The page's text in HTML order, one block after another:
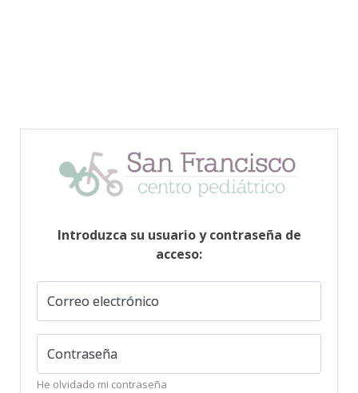
Introduzca su usuario y contraseña de
acceso:
Correo electrónico
Contraseña
He olvidado mi contraseña